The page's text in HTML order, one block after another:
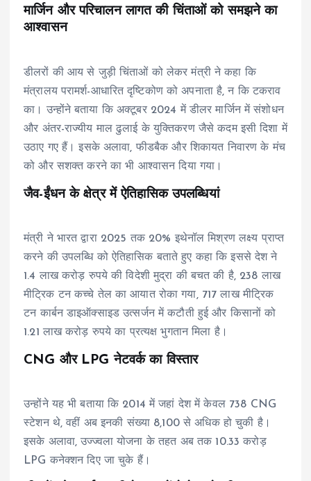
मार्जिन और परिचालन लागत की चिंताओं को समझने का
आश्वासन
डीलरों की आय से जुड़ी चिंताओं को लेकर मंत्री ने कहा कि
मंत्रालय परामर्श-आधारित दृष्टिकोण को अपनाता है, न कि टकराव
का। उन्होंने बताया कि अक्टूबर 2024 में डीलर मार्जिन में संशोधन
और अंतर-राज्यीय माल ढुलाई के युक्तिकरण जैसे कदम इसी दिशा में
उठाए गए हैं। इसके अलावा, फीडबैक और शिकायत निवारण के मंच
को और सशक्त करने का भी आश्वासन दिया गया।
जैव-ईंधन के क्षेत्र में ऐतिहासिक उपलब्धियां
मंत्री ने भारत द्वारा 2025 तक 20% इथेनॉल मिश्रण लक्ष्य प्राप्त
करने की उपलब्धि को ऐतिहासिक बताते हुए कहा कि इससे देश ने
1.4 लाख करोड़ रुपये की विदेशी मुद्रा की बचत की है, 238 लाख
मीट्रिक टन कच्चे तेल का आयात रोका गया, 717 लाख मीट्रिक
टन कार्बन डाइऑक्साइड उत्सर्जन में कटौती हुई और किसानों को
1.21 लाख करोड़ रुपये का प्रत्यक्ष भुगतान मिला है।
CNG और LPG नेटवर्क का विस्तार
उन्होंने यह भी बताया कि 2014 में जहां देश में केवल 738 CNG
स्टेशन थे, वहीं अब इनकी संख्या 8,100 से अधिक हो चुकी है।
इसके अलावा, उज्ज्वला योजना के तहत अब तक 10.33 करोड़
LPG कनेक्शन दिए जा चुके हैं।